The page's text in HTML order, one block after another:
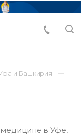
и Башкирия
в Уфе,